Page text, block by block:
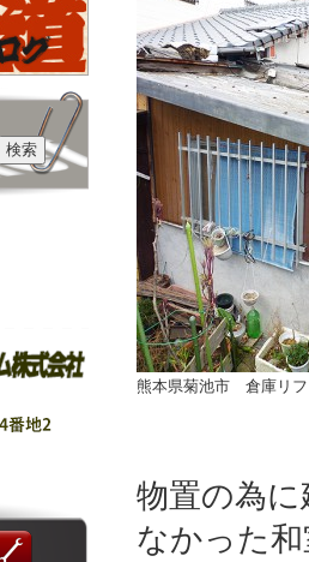
熊本県菊池市 倉庫リ
物置の為
なかった